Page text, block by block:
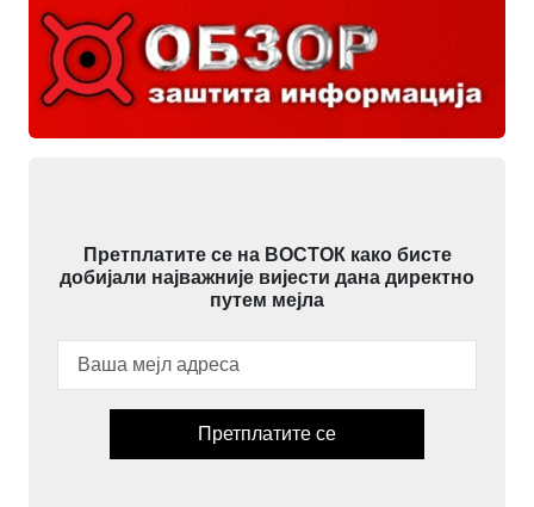
Претплатите се на ВОСТОК како бисте
добијали најважније вијести дана директно
путем мејла
Претплатите се